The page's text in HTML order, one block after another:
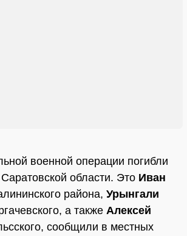
военной операции погибли
области. Это Иван
района, Урынгали
а также Алексей
сообщили в местных